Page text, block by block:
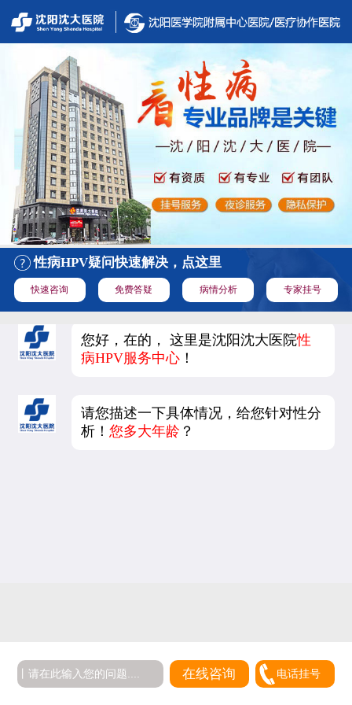
性病HPV疑问快速解决，点这里
快速咨询 免费答疑 病情分析 专家挂号
您好，在的， 这里是沈阳沈大医院性
病HPV服务中心 ！
请您描述一下具体情况，给您针对性分
析！您多大年龄 ？
在线咨询 电话挂号